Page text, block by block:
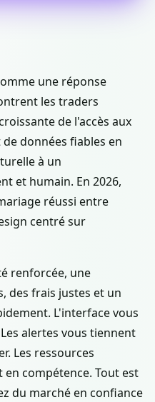
une réponse
les traders
de l'accès aux
données fiables en
à un
et humain. En 2026,
réussi entre
centré sur
renforcée, une
des frais justes et un
L'interface vous
alertes vous tiennent
Les ressources
compétence. Tout est
du marché en confiance